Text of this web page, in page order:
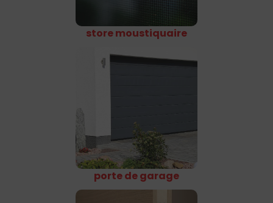
store moustiquaire
porte de garage